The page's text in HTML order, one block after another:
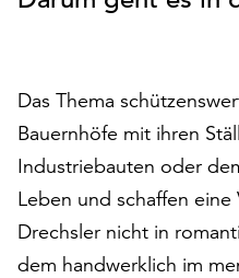
Das Thema
Bauernhöfe mit ihren
Industriebauten oder
Leben und schaffen
Drechsler nicht in
dem handwerklich im